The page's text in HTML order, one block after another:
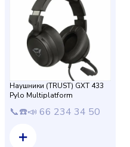
Наушники (TRUST) GXT 433
Pylo Multiplatform
📞☎️📣 66 234 34 50